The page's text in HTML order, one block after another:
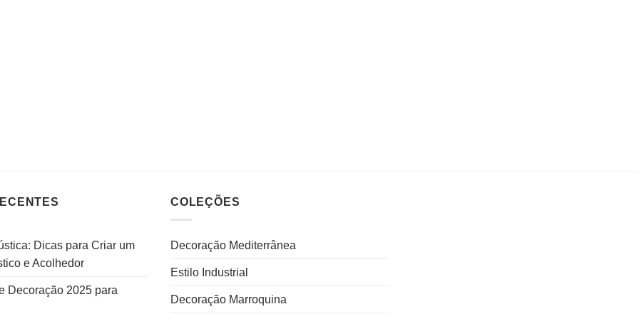
Dicas para Criar um
e Acolhedor
Decoração 2025 para
COLEÇÕES
Decoração Mediterrânea
Estilo Industrial
Decoração Marroquina